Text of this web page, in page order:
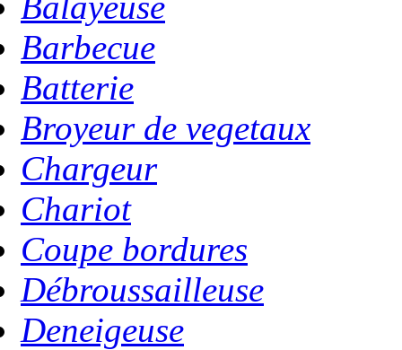
Barbecue
Batterie
Broyeur de vegetaux
Chargeur
Chariot
Coupe bordures
Débroussailleuse
Deneigeuse